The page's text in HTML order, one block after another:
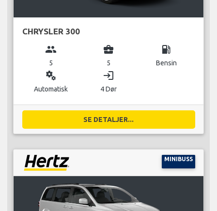
CHRYSLER 300
group
5
business_center
5
local_gas_station
Bensin
miscellaneous_services
Automatisk
login
4 Dør
SE DETALJER...
MINIBUSS